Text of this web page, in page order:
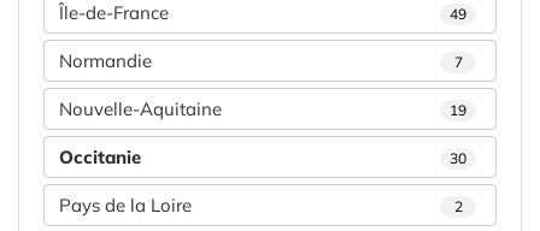
Île-de-France 49
Normandie 7
Nouvelle-Aquitaine 19
Occitanie 30
Pays de la Loire 2